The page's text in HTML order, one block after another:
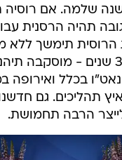
שלמה. אם
תהיה הרסנית
שנים, אולי תוך 3 שנים -
בכלל ואירופה
תהליכים. גם
הרבה תחמושת.